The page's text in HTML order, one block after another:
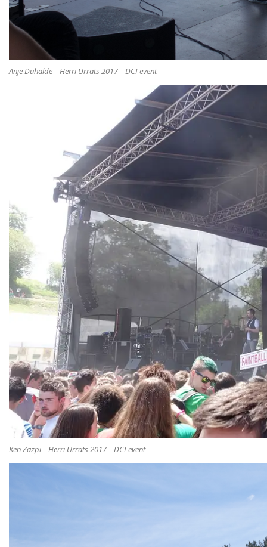
Anje Duhalde – Herri Urrats 2017 – DCI event
Ken Zazpi – Herri Urrats 2017 – DCI event